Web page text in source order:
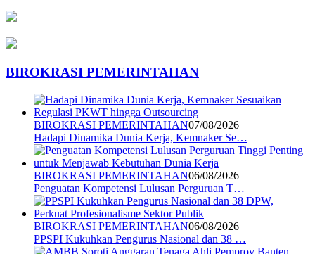
BIROKRASI PEMERINTAHAN
BIROKRASI PEMERINTAHAN07/08/2026
Hadapi Dinamika Dunia Kerja, Kemnaker Se…
BIROKRASI PEMERINTAHAN06/08/2026
Penguatan Kompetensi Lulusan Perguruan T…
BIROKRASI PEMERINTAHAN06/08/2026
PPSPI Kukuhkan Pengurus Nasional dan 38 …